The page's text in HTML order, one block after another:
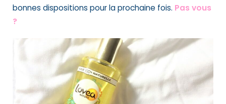
bonnes dispositions pour la prochaine fois. Pas vous
?